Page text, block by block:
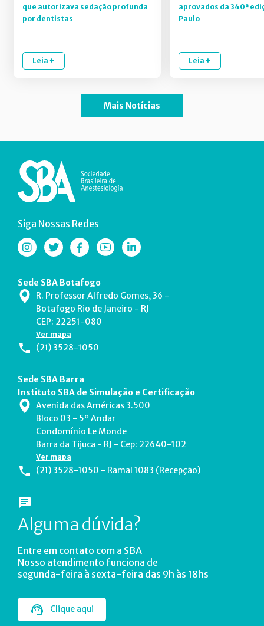
que autorizava sedação profunda
por dentistas
Leia +
aprovados da 340ª
Paulo
Leia +
Mais Notícias
Siga Nossas Redes
Sede SBA Botafogo
R. Professor Alfredo Gomes, 36 -
Botafogo Rio de Janeiro - RJ
CEP: 22251-080
Ver mapa
(21) 3528-1050
Sede SBA Barra
Instituto SBA de Simulação e Certificação
Avenida das Américas 3.500
Bloco 03 - 5º Andar
Condomínio Le Monde
Barra da Tijuca - RJ - Cep: 22640-102
Ver mapa
(21) 3528-1050 - Ramal 1083 (Recepção)
Alguma dúvida?
Entre em contato com a SBA
Nosso atendimento funciona de
segunda-feira à sexta-feira das 9h às 18hs
Clique aqui